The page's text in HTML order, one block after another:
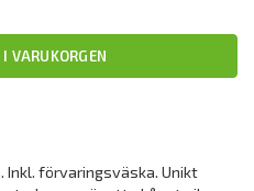
VARUKORGEN
förvaringsväska. Unikt